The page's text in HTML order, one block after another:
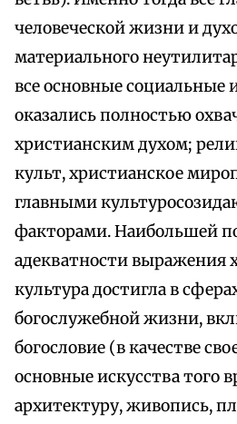
человеческой жизни и
материального
все основные социальные
оказались полностью
христианским духом;
культ, христианское
главными
факторами. Наибольшей
адекватности выражения
культура достигла в
богослужебной жизни,
богословие (в качестве
основные искусства того
архитектуру, живопись,